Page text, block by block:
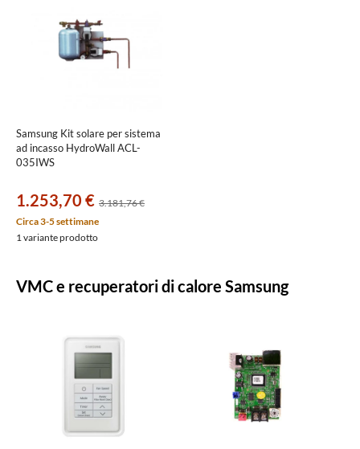
Samsung Kit solare per sistema
ad incasso HydroWall ACL-
035IWS
1.253,70 € 3.181,76 €
Circa 3-5 settimane
1 variante prodotto
VMC e recuperatori di calore Samsung